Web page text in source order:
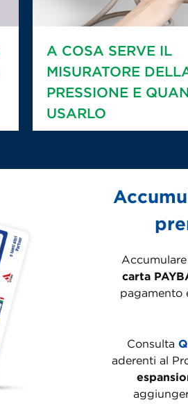
A COSA SERVE IL
MISURATORE
PRESSIONE E
USARLO
carta
pagamento
Consulta
aderenti al